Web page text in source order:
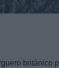
británico